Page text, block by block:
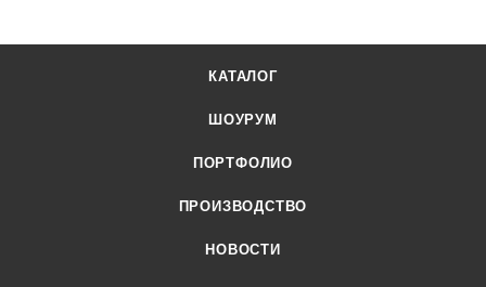
КАТАЛОГ
ШОУРУМ
ПОРТФОЛИО
ПРОИЗВОДСТВО
НОВОСТИ